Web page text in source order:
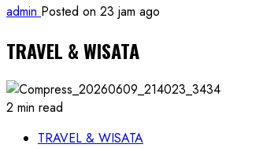
admin Posted on 23 jam ago
TRAVEL & WISATA
2 min read
TRAVEL & WISATA